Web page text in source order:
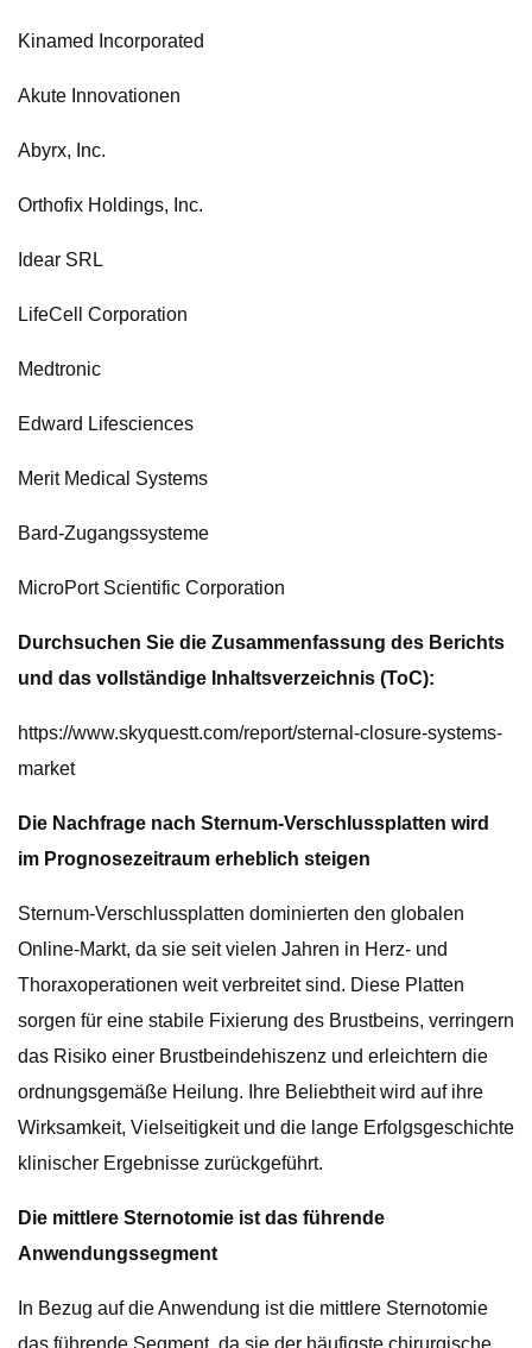
Kinamed Incorporated
Akute Innovationen
Abyrx, Inc.
Orthofix Holdings, Inc.
Idear SRL
LifeCell Corporation
Medtronic
Edward Lifesciences
Merit Medical Systems
Bard-Zugangssysteme
MicroPort Scientific Corporation
Durchsuchen Sie die Zusammenfassung des Berichts
und das vollständige Inhaltsverzeichnis (ToC):
https://www.skyquestt.com/report/sternal-closure-systems-
market
Die Nachfrage nach Sternum-Verschlussplatten wird
im Prognosezeitraum erheblich steigen
Sternum-Verschlussplatten dominierten den globalen
Online-Markt, da sie seit vielen Jahren in Herz- und
Thoraxoperationen weit verbreitet sind. Diese Platten
sorgen für eine stabile Fixierung des Brustbeins, verringern
das Risiko einer Brustbeindehiszenz und erleichtern die
ordnungsgemäße Heilung. Ihre Beliebtheit wird auf ihre
Wirksamkeit, Vielseitigkeit und die lange Erfolgsgeschichte
klinischer Ergebnisse zurückgeführt.
Die mittlere Sternotomie ist das führende
Anwendungssegment
In Bezug auf die Anwendung ist die mittlere Sternotomie
das führende Segment, da sie der häufigste chirurgische